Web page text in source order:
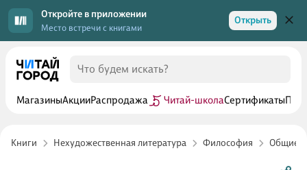
Откройте в приложении
Место встречи с книгами
Открыть
МагазиныАкцииРаспродажа Читай-школаСертификаты
Книги Нехудожественная литература Философия Общие